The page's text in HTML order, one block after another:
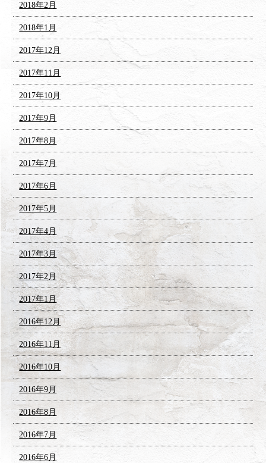
2018年2月
2018年1月
2017年12月
2017年11月
2017年10月
2017年9月
2017年8月
2017年7月
2017年6月
2017年5月
2017年4月
2017年3月
2017年2月
2017年1月
2016年12月
2016年11月
2016年10月
2016年9月
2016年8月
2016年7月
2016年6月